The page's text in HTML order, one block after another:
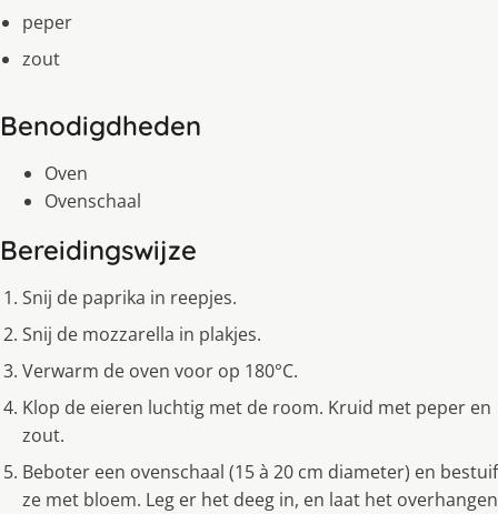
peper
zout
Benodigdheden
Oven
Ovenschaal
Bereidingswijze
Snij de paprika in reepjes.
Snij de mozzarella in plakjes.
Verwarm de oven voor op 180°C.
Klop de eieren luchtig met de room. Kruid met peper en
zout.
Beboter een ovenschaal (15 à 20 cm diameter) en bestuif
ze met bloem. Leg er het deeg in, en laat het overhangen